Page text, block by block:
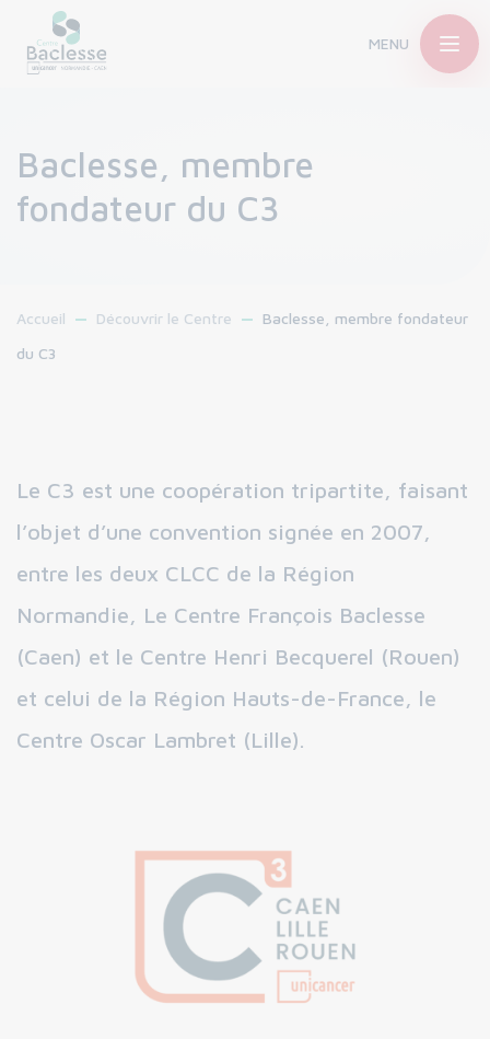
MENU
Baclesse, membre
fondateur du C3
Accueil Découvrir le Centre
Baclesse, membre fondateur
du C3
Le C3 est une coopération tripartite, faisant
l’objet d’une convention signée en 2007,
entre les deux CLCC de la Région
Normandie, Le Centre François Baclesse
(Caen) et le Centre Henri Becquerel (Rouen)
et celui de la Région Hauts-de-France, le
Centre Oscar Lambret (Lille).